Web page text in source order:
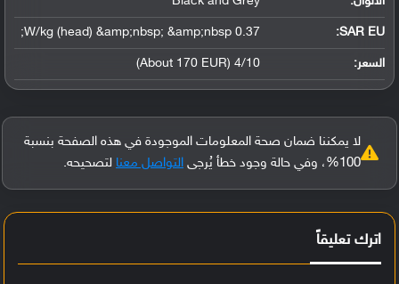
SAR EU:
0.37 W/kg (head) &amp;nbsp; &amp;nbsp;
السعر: 4/10 (About 170 EUR)
لا يمكننا ضمان صحة المعلومات الموجودة في هذه الصفحة بنسبة
100%، وفي حالة وجود خطأ يُرجى
التواصل معنا لتصحيحه.
اترك تعليقاً